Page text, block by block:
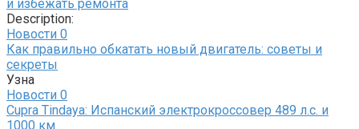
и избежать ремонта
Description:
Новости 0
Как правильно обкатать новый двигатель: советы и
секреты
Узна
Новости 0
Cupra Tindaya: Испанский электрокроссовер 489 л.с. и
1000 км